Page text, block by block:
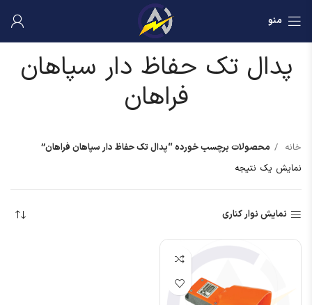
منو
پدال تک حفاظ دار سپاهان
فراهان
خانه
محصولات برچسب خورده “پدال تک حفاظ دار سپاهان فراهان”
نمایش یک نتیجه
نمایش نوار کناری